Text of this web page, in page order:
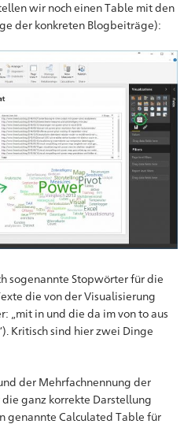
wir noch einen Table mit den
der konkreten Blogbeiträge):
sogenannte Stopwörter für die
die von der Visualisierung
„mit in und die da im von to aus
Kritisch sind hier zwei Dinge
der Mehrfachnennung der
ganz korrekte Darstellung
genannte Calculated Table für